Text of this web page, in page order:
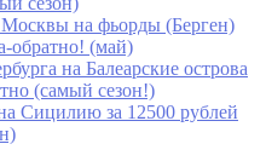
на фьорды (Берген)
обратно! (май)
на Балеарские острова
(самый сезон!)
Сицилию за 12500 рублей